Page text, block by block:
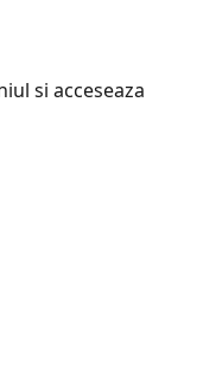
si acceseaza